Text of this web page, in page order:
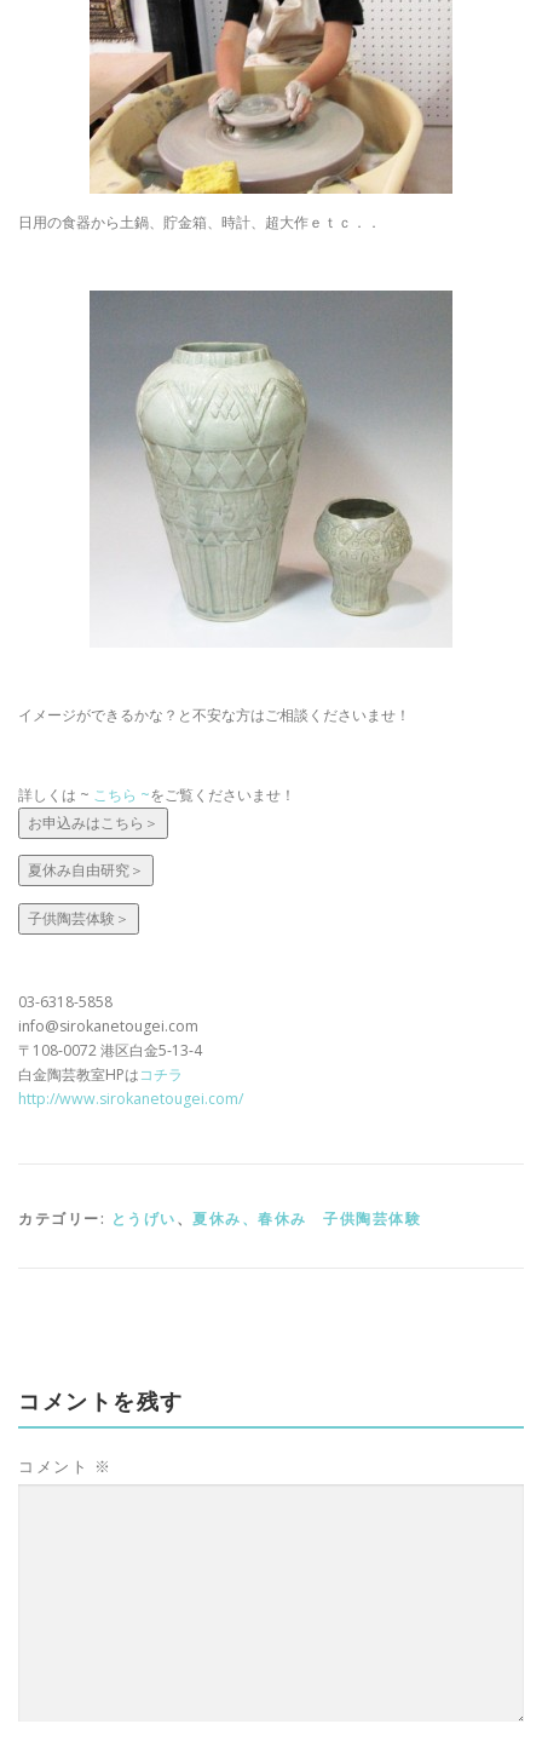
日用の食器から土鍋、貯金箱、時計、超大作ｅｔｃ．．
イメージができるかな？と不安な方はご相談くださいませ！
詳しくは ~ こちら ~をご覧くださいませ！
お申込みはこちら＞
夏休み自由研究＞
子供陶芸体験＞
03-6318-5858
info@sirokanetougei.com
〒108-0072 港区白金5-13-4
白金陶芸教室HPはコチラ
http://www.sirokanetougei.com/
カテゴリー: とうげい、 夏休み、春休み 子供陶芸体験
コメントを残す
コメント ※